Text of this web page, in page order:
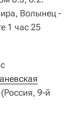
Волынец -
1 час 25
(Россия, 9-й